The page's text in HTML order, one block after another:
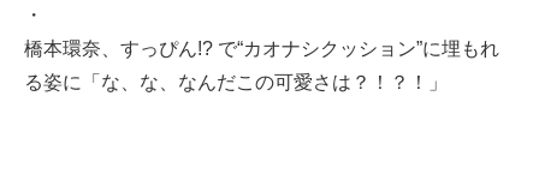
・
橋本環奈、すっぴん!? で“カオナシクッション”に埋もれ
る姿に「な、な、なんだこの可愛さは？！？！」